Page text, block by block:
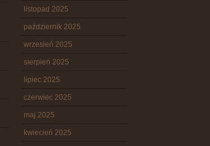
listopad 2025
październik 2025
wrzesień 2025
sierpień 2025
lipiec 2025
czerwiec 2025
maj 2025
kwiecień 2025